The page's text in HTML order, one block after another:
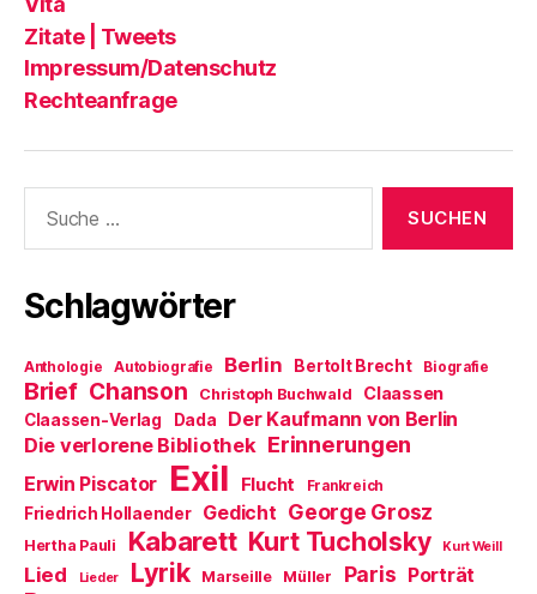
Zitate | Tweets
Impressum/Datenschutz
Rechteanfrage
nach:
Schlagwörter
Anthologie Autobiografie Berlin Bertolt Brecht Biografie
Brief Chanson Christoph Buchwald Claassen
Claassen-Verlag Dada Der Kaufmann von Berlin
Die verlorene Bibliothek Erinnerungen
Erwin Piscator Exil Flucht Frankreich
Friedrich Hollaender Gedicht George Grosz
Hertha Pauli Kabarett Kurt Tucholsky Kurt Weill
Lied Lieder Lyrik Marseille Müller Paris Porträt